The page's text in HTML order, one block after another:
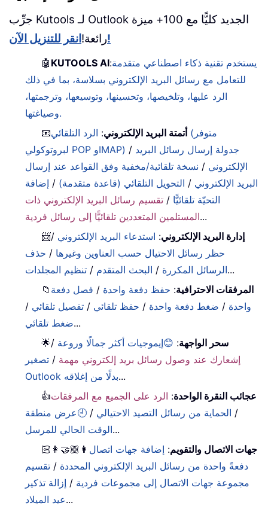
جرِّب Kutools لـ Outlook الجديد كليًّا مع 100+ ميزة
رائعة!انقر للتنزيل الآن!
🤖 KUTOOLS AI:يستخدم تقنية ذكاء اصطناعي متقدمة
للتعامل مع رسائل البريد الإلكتروني بسلاسة، بما في ذلك
الرد عليها، وتلخيصها، وتحسينها، وتوسيعها، وترجمتها،
وصياغتها.
📧
أتمتة البريد الإلكتروني: الرد التلقائي (متوفر
لبروتوكولي POP وIMAP) / جدولة إرسال رسائل البريد
الإلكتروني / نسخة تلقائية/مخفية وفق القواعد عند إرسال
البريد الإلكتروني / التحويل التلقائي (قاعدة متقدمة) / إضافة
التحيّة تلقائيًّا / تقسيم رسائل البريد الإلكتروني ذات
المستلمين المتعددين تلقائيًّا إلى رسائل فردية...
📨
إدارة البريد الإلكتروني: استدعاء البريد الإلكتروني /
حظر رسائل الاحتيال حسب العناوين وغيرها / حذف
الرسائل المكررة / البحث المتقدم / تنظيم المجلدات
...
📁
المرفقات الاحترافية: حفظ دفعة واحدة / فصل دفعة
واحدة / ضغط دفعة واحدة / حفظ تلقائي / تفصيل تلقائي /
ضغط تلقائي...
🌟
سحر الواجهة: 😊إيموجيات أكثر جمالًا وروعة /
إشعارك عند وصول رسائل بريد إلكتروني مهمة / تصغير
Outlook بدلًا من إغلاقه...
👍
عجائب النقرة الواحدة: الرد على الجميع مع المرفقات
/ الحماية من رسائل التصيد الاحتيالي / 🕘عرض منطقة
الوقت الحالي للمرسل...
👩🏼‍🤝‍👩🏻
جهات الاتصال والتقويم: إضافة جهات اتصال
دفعةً واحدة من رسائل البريد الإلكتروني المحددة / تقسيم
مجموعة جهات الاتصال إلى مجموعات فردية / إزالة تذكير
عيد الميلاد...